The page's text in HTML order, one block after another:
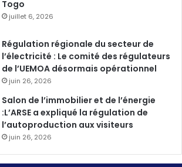
Togo
juillet 6, 2026
Régulation régionale du secteur de
l’électricité : Le comité des régulateurs
de l’UEMOA désormais opérationnel
juin 26, 2026
Salon de l’immobilier et de l’énergie
:L’ARSE a expliqué la régulation de
l’autoproduction aux visiteurs
juin 26, 2026